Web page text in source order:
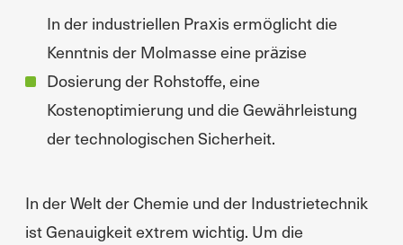
In der industriellen Praxis ermöglicht die
Kenntnis der Molmasse eine präzise
Dosierung der Rohstoffe, eine
Kostenoptimierung und die Gewährleistung
der technologischen Sicherheit.
In der Welt der Chemie und der Industrietechnik
ist Genauigkeit extrem wichtig. Um die